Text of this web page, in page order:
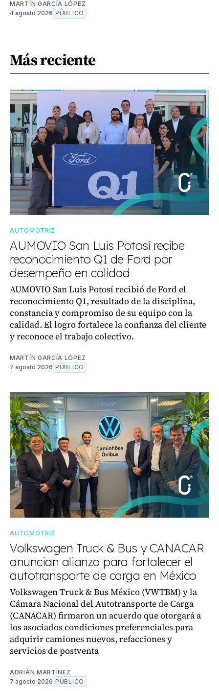
MARTÍN GARCÍA LÓPEZ
4 agosto 2026 PÚBLICO
Más reciente
AUTOMOTRIZ
AUMOVIO San Luis Potosí recibe
reconocimiento Q1 de Ford por
desempeño en calidad
AUMOVIO San Luis Potosí recibió de Ford el
reconocimiento Q1, resultado de la disciplina,
constancia y compromiso de su equipo con la
calidad. El logro fortalece la confianza del cliente
y reconoce el trabajo colectivo.
MARTÍN GARCÍA LÓPEZ
7 agosto 2026 PÚBLICO
AUTOMOTRIZ
Volkswagen Truck & Bus y CANACAR
anuncian alianza para fortalecer el
autotransporte de carga en México
Volkswagen Truck & Bus México (VWTBM) y la
Cámara Nacional del Autotransporte de Carga
(CANACAR) firmaron un acuerdo que otorgará a
los asociados condiciones preferenciales para
adquirir camiones nuevos, refacciones y
servicios de postventa
ADRIÁN MARTÍNEZ
7 agosto 2026 PÚBLICO